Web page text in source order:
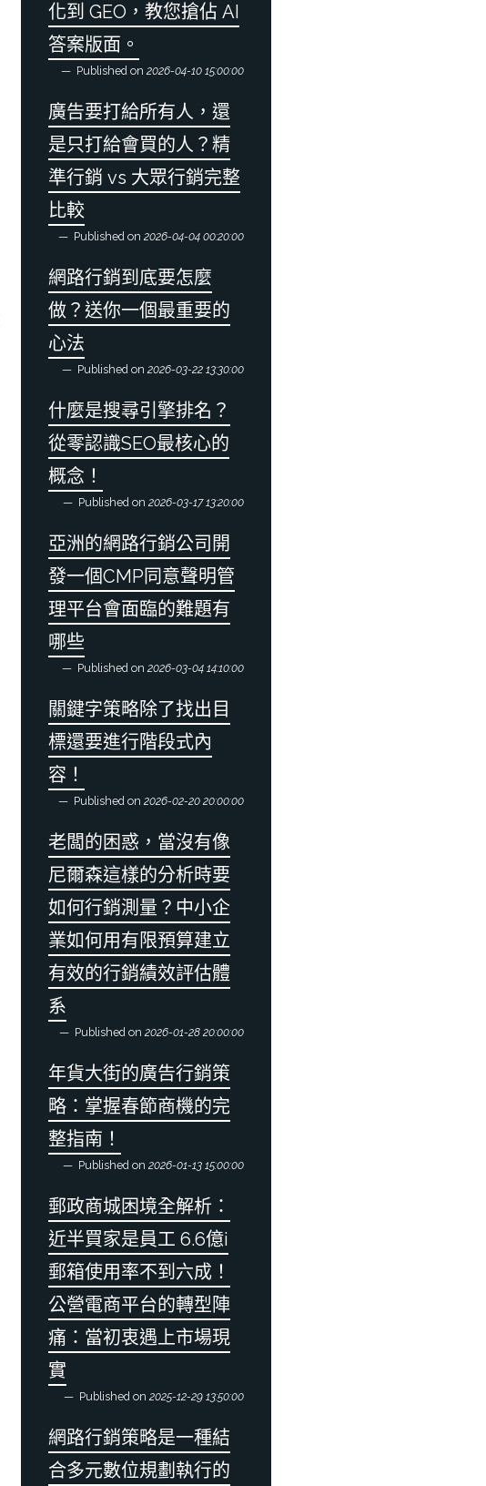
化到 GEO，教您搶佔 AI
答案版面。
Published on 2026-04-10 15:00:00
廣告要打給所有人，還
是只打給會買的人？精
準行銷 vs 大眾行銷完整
比較
Published on 2026-04-04 00:20:00
網路行銷到底要怎麼
做？送你一個最重要的
心法
Published on 2026-03-22 13:30:00
什麼是搜尋引擎排名？
從零認識SEO最核心的
概念！
Published on 2026-03-17 13:20:00
亞洲的網路行銷公司開
發一個CMP同意聲明管
理平台會面臨的難題有
哪些
Published on 2026-03-04 14:10:00
關鍵字策略除了找出目
標還要進行階段式內
容！
Published on 2026-02-20 20:00:00
老闆的困惑，當沒有像
尼爾森這樣的分析時要
如何行銷測量？中小企
業如何用有限預算建立
有效的行銷績效評估體
系
Published on 2026-01-28 20:00:00
年貨大街的廣告行銷策
略：掌握春節商機的完
整指南！
Published on 2026-01-13 15:00:00
郵政商城困境全解析：
近半買家是員工 6.6億i
郵箱使用率不到六成！
公營電商平台的轉型陣
痛：當初衷遇上市場現
實
Published on 2025-12-29 13:50:00
網路行銷策略是一種結
合多元數位規劃執行的